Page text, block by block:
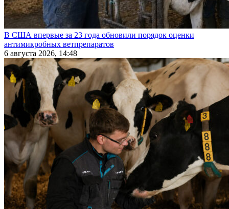
В США впервые за 23 года обновили порядок оценки
антимикробных ветпрепаратов
6 августа 2026, 14:48